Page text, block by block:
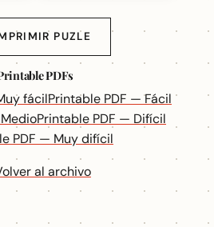
PUZLE
PDFs
fácilPrintable PDF — Fácil
Printable PDF — Difícil
PDF — Muy difícil
al archivo